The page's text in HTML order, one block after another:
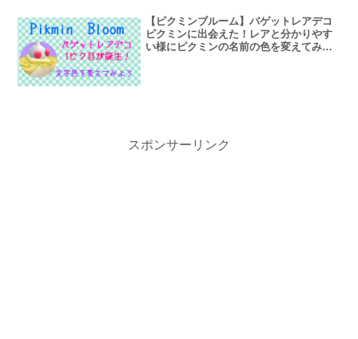
【ピクミンブルーム】バゲットレアデコ
ピクミンに出会えた！レアと分かりやす
い様にピクミンの名前の色を変えてみよ
スポンサーリンク